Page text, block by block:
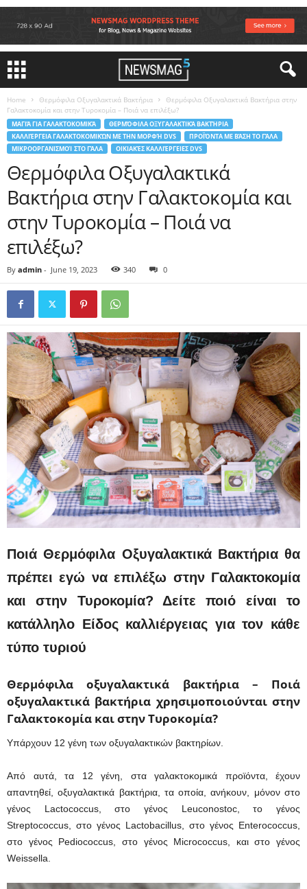
Home Θερμόφιλα Οξυγαλακτικά Βακτήρια
Θερμόφιλα Οξυγαλακτικά Βακτήρια στην
Γαλακτοκομία και στην Τυροκομία – Ποιά να επιλέξω?
ΜΑΓΙΆ ΓΙΑ ΓΑΛΑΚΤΟΚΟΜΙΚΆ
ΘΕΡΜΌΦΙΛΑ ΟΞΥΓΑΛΑΚΤΙΚΆ ΒΑΚΤΉΡΙΑ
ΚΑΛΛΙΈΡΓΕΙΑ ΓΑΛΑΚΤΟΚΟΜΙΚΏΝ ΜΕ ΤΗΝ ΜΟΡΦΉ DVS
ΠΡΟΪΌΝΤΑ ΜΕ ΒΆΣΗ ΤΟ ΓΆΛΑ
ΜΙΚΡΟΟΡΓΑΝΙΣΜΟΊ ΣΤΟ ΓΆΛΑ
ΟΙΚΙΑΚΈΣ ΚΑΛΛΙΈΡΓΕΙΕΣ DVS
Θερμόφιλα Οξυγαλακτικά
Βακτήρια στην Γαλακτοκομία και
στην Τυροκομία – Ποιά να
επιλέξω?
By admin - June 19, 2023 340 0
Ποιά Θερμόφιλα Οξυγαλακτικά Βακτήρια θα
πρέπει εγώ να επιλέξω στην Γαλακτοκομία
και στην Τυροκομία? Δείτε ποιό είναι το
κατάλληλο Είδος καλλιέργειας για τον κάθε
τύπο τυριού
Θερμόφιλα οξυγαλακτικά βακτήρια – Ποιά
οξυγαλακτικά βακτήρια χρησιμοποιούνται στην
Γαλακτοκομία και στην Τυροκομία?
Υπάρχουν 12 γένη των οξυγαλακτικών βακτηρίων.
Από αυτά, τα 12 γένη, στα γαλακτοκομικά προϊόντα, έχουν
απαντηθεί, οξυγαλακτικά βακτήρια, τα οποία, ανήκουν, μόνον στο
γένος Lactococcus, στο γένος Leuconostoc, το γένος
Streptococcus, στο γένος Lactobacillus, στο γένος Enterococcus,
στο γένος Pediococcus, στο γένος Micrococcus, και στο γένος
Weissella.